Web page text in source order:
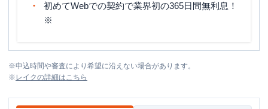
初めてWebでの契約で業界初の365日間無利息！
※
※申込時間や審査により希望に沿えない場合があります。
※ レイクの詳細はこちら